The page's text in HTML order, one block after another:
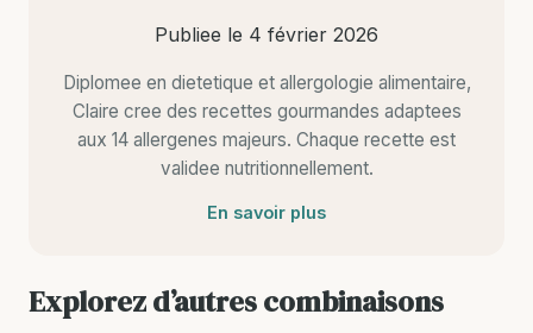
Publiee le 4 février 2026
Diplomee en dietetique et allergologie alimentaire,
Claire cree des recettes gourmandes adaptees
aux 14 allergenes majeurs. Chaque recette est
validee nutritionnellement.
En savoir plus
Explorez d’autres combinaisons